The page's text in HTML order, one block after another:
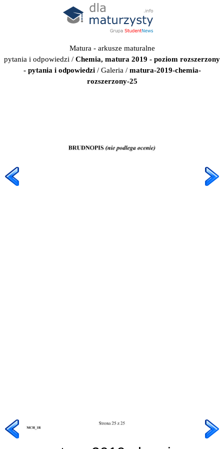
Matura - arkusze maturalne
pytania i odpowiedzi / Chemia, matura 2019 - poziom rozszerzony
- pytania i odpowiedzi/ Galeria / matura-2019-chemia-
rozszerzony-25